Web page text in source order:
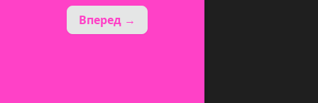
Вперед →